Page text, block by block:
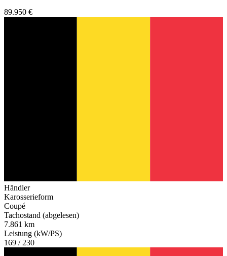
89.950 €
Händler
Karosserieform
Coupé
Tachostand (abgelesen)
7.861 km
Leistung (kW/PS)
169 / 230